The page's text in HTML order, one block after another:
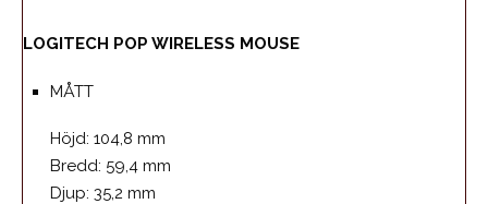
LOGITECH POP WIRELESS MOUSE
MÅTT
Höjd: 104,8 mm
Bredd: 59,4 mm
Djup: 35,2 mm